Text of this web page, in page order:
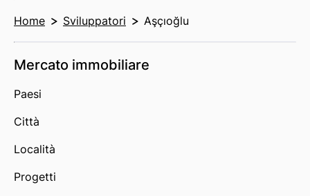
Home Sviluppatori Aşçıoğlu
Mercato immobiliare
Paesi
Città
Località
Progetti